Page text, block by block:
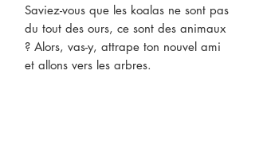
Saviez-vous que les koalas ne sont pas
du tout des ours, ce sont des animaux
? Alors, vas-y, attrape ton nouvel ami
et allons vers les arbres.